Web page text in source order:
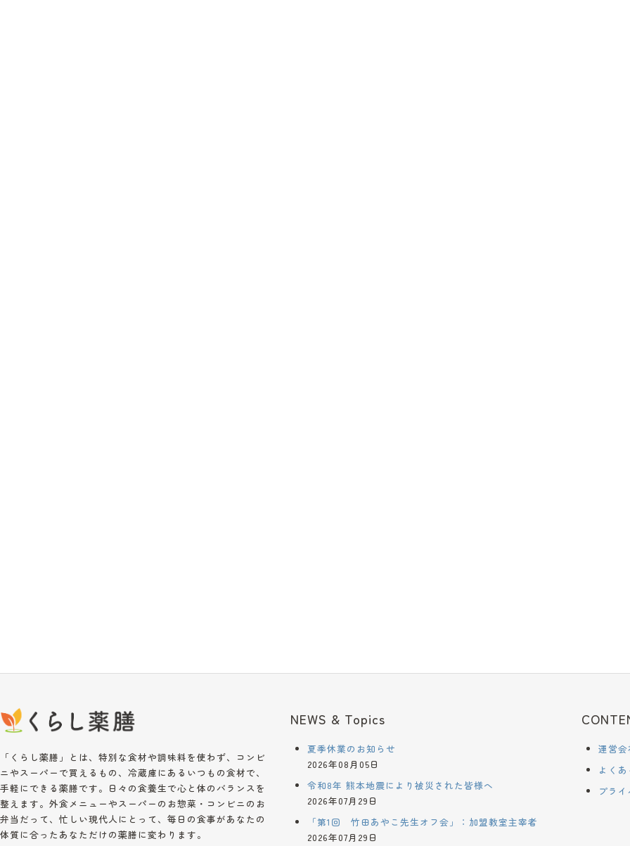
「くらし薬膳」とは、特別な食材や調味料を使わず、コンビ
ニやスーパーで買えるもの、冷蔵庫にあるいつもの食材で、
手軽にできる薬膳です。日々の食養生で心と体のバランスを
整えます。外食メニューやスーパーのお惣菜・コンビニのお
弁当だって、忙しい現代人にとって、毎日の食事があなたの
体質に合ったあなただけの薬膳に変わります。
NEWS & Topics
夏季休業のお知らせ
2026年08月05日
令和8年 熊本地震により被災された皆様へ
2026年07月29日
「第1回 竹田あやこ先生オフ会」：加盟教室主宰者
2026年07月29日
運営会
よく
プラ